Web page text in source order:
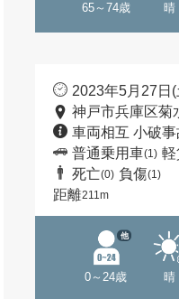
65～74歳 晴
2023年5月27日
神戸市兵庫区菊
車両相互 小破事
普通乗用車(1) 軽
死亡(0) 負傷(1)
距離211m
0～24歳
他
晴